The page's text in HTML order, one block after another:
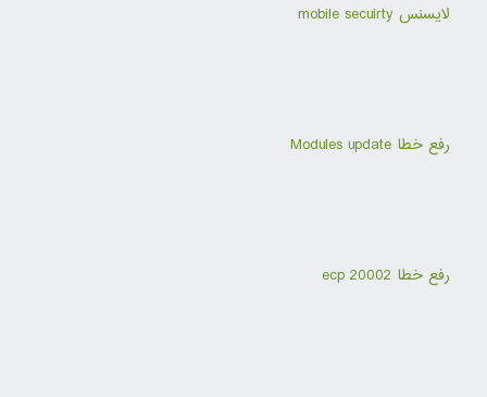
لایسنس mobile secuirty
رفع خطا Modules update
رفع خطا ecp 20002